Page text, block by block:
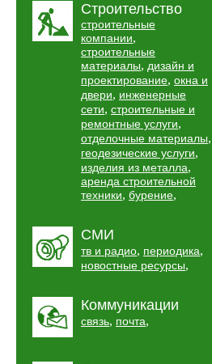
Строительство
строительные
компании,
строительные
материалы, дизайн и
проектирование, окна и
двери, инженерные
сети, строительные и
ремонтные услуги,
отделочные материалы,
геодезические услуги,
изделия из металла,
аренда строительной
техники, бурение,
СМИ
тв и радио, периодика,
новостные ресурсы,
Коммуникации
связь, почта,